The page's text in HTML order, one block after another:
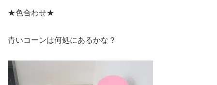
★色合わせ★
青いコーンは何処にあるかな？